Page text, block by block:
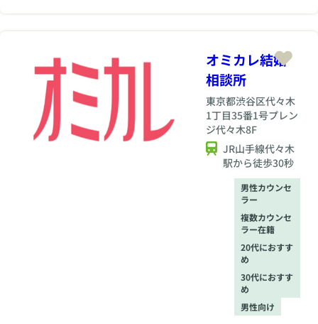
ドッグトレーナーに
よる安心相談
（Zoom） パートナ
ーと愛犬の初対面や
多頭飼いの不安な
ど、専門家のアドバ
イスを受けながら安
心して進められま
す。 ・愛犬家に特化
した手厚いサポート
犬好きのお相手のご
紹介はもちろん、ワ
ンちゃんOKのデート
スポットや結婚式場
のご提案まで！ ・
「初めての家族フォ
ト」をプレゼント 成
婚時には、新しいパ
ートナーと愛犬とで
撮る記念写真を贈呈
オミカレ結婚
相談所
東京都渋谷区代々木
1丁目35番1号プレン
ジ代々木8F
JR山手線代々木
駅から徒歩30秒
男性カウンセ
ラー
複数カウンセ
ラー在籍
20代におすす
め
30代におすす
め
男性向け